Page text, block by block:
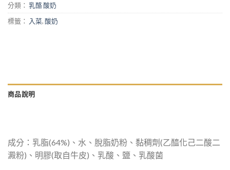
分類： 乳酪 酸奶
標籤：
入菜,酸奶
商品說明
成分：乳脂(64%)、水、脫脂奶粉、黏稠劑(乙醯化己二酸二
澱粉)、明膠(取自牛皮)、乳酸、鹽、乳酸菌